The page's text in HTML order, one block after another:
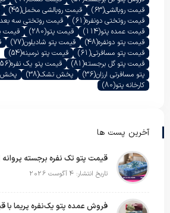
قیمت روبالشی(63) قیمت روبالشی مخمل(45)
قیمت روتختی دونفره(61) قیمت روتختی سه
قیمت عمده پتو(114) قیمت پتو(280) قیمت
قیمت پتو دونفره(48) قیمت پتو شادیلون(77)
قیمت پتو مسافرتی(61) قیمت پتو نرمینه(54)
قیمت پتو گل برجسته(81) قیمت پتو یک نفره(56)
پتو مسافرتی ارزان(36) پخش تشک(38) پخش
کارخانه پتو(80)
آخرین پست ها
تاریخ انتشار: 4 آگوست 2026